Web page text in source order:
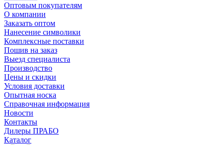
Оптовым покупателям
О компании
Заказать оптом
Нанесение символики
Комплексные поставки
Пошив на заказ
Выезд специалиста
Производство
Цены и скидки
Условия доставки
Опытная носка
Справочная информация
Новости
Контакты
Дилеры ПРАБО
Каталог